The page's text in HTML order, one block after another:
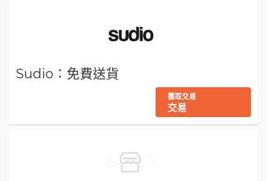
Sudio：免費送貨
獲取交易
交易